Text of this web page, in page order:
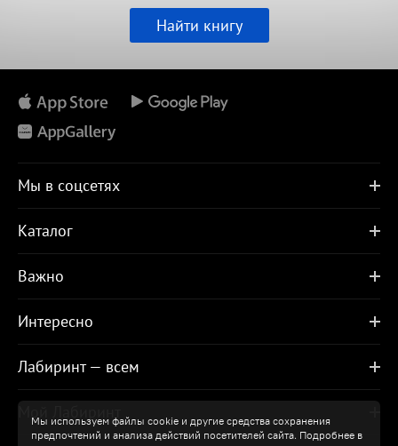
Мы используем файлы cookie и другие средства сохранения
предпочтений и анализа действий посетителей сайта. Подробнее в
Найти книгу
Мы в соцсетях
Каталог
Важно
Интересно
Лабиринт — всем